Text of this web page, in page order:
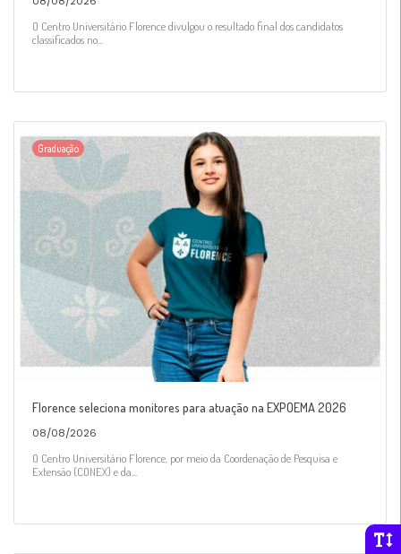
O Centro Universitário Florence divulgou o resultado final dos candidatos
classificados no...
Graduação
Florence seleciona monitores para atuação na EXPOEMA 2026
08/08/2026
O Centro Universitário Florence, por meio da Coordenação de Pesquisa e
Extensão (CONEX) e da...